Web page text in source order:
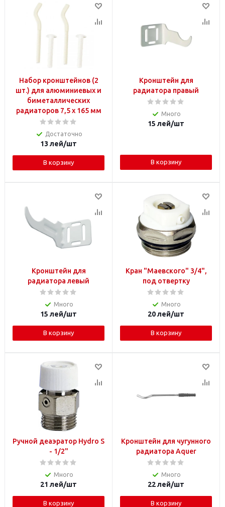
Набор кронштейнов (2
шт.) для алюминиевых и
биметаллических
радиаторов 7,5 x 165 мм
Достаточно
13 лей/шт
В корзину
Кронштейн для
радиатора правый
Много
15 лей/шт
В корзину
Кронштейн для
радиатора левый
Много
15 лей/шт
В корзину
Кран "Маевского" 3/4",
под отвертку
Много
20лей/шт
В корзину
Ручной деаэратор Hydro S
- 1/2"
Много
21 лей/шт
В корзину
Кронштейн для чугунного
радиатора Aquer
Много
22лей/шт
В корзину